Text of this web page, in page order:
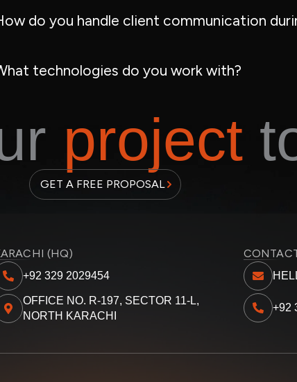
do you handle client communication
technologies do you work with?
project
GET A FREE PROPOSAL
(HQ)
+92 329 2029454
OFFICE NO. R-197, SECTOR 11-L,
NORTH KARACHI
+92